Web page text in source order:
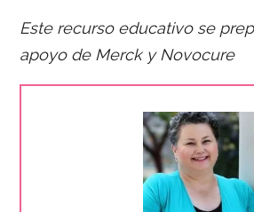
Este recurso educativo se
apoyo de Merck y Novocure